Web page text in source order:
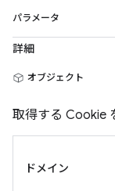
パラメータ
詳細
オブジェクト
取得する Cookie
ドメイン